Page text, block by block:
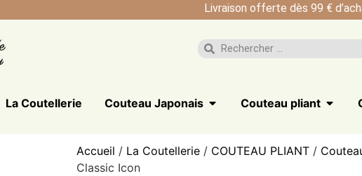
Livraison offerte dès 99 €
La Coutellerie Couteau Japonais Couteau pliant
Accueil / La Coutellerie / COUTEAU PLIANT /
Classic Icon